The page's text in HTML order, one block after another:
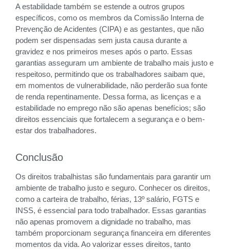
A estabilidade também se estende a outros grupos
específicos, como os membros da Comissão Interna de
Prevenção de Acidentes (CIPA) e as gestantes, que não
podem ser dispensadas sem justa causa durante a
gravidez e nos primeiros meses após o parto. Essas
garantias asseguram um ambiente de trabalho mais justo e
respeitoso, permitindo que os trabalhadores saibam que,
em momentos de vulnerabilidade, não perderão sua fonte
de renda repentinamente. Dessa forma, as licenças e a
estabilidade no emprego não são apenas benefícios; são
direitos essenciais que fortalecem a segurança e o bem-
estar dos trabalhadores.
Conclusão
Os direitos trabalhistas são fundamentais para garantir um
ambiente de trabalho justo e seguro. Conhecer os direitos,
como a carteira de trabalho, férias, 13º salário, FGTS e
INSS, é essencial para todo trabalhador. Essas garantias
não apenas promovem a dignidade no trabalho, mas
também proporcionam segurança financeira em diferentes
momentos da vida. Ao valorizar esses direitos, tanto